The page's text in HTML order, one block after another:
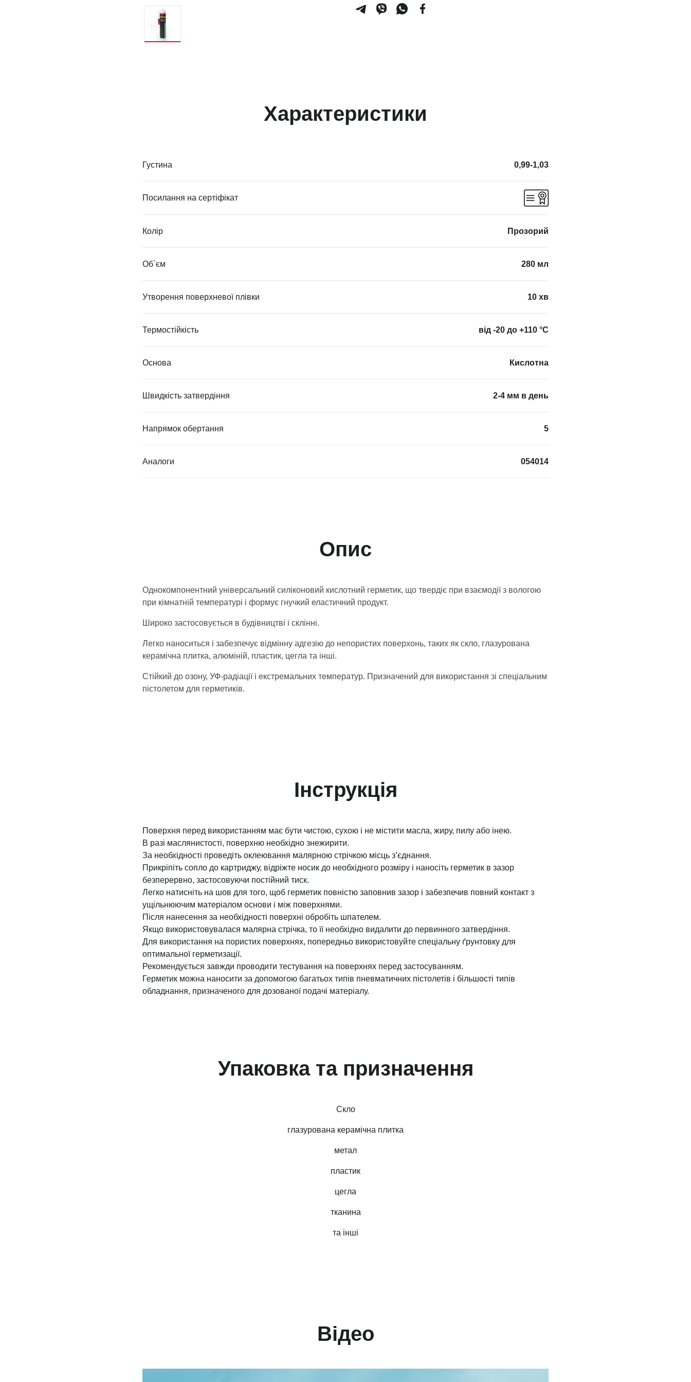
Характеристики
Густина 0,99-1,03
Посилання на сертіфікат
Колір Прозорий
Об`єм 280 мл
Утворення поверхневої плівки 10 хв
Термостійкість від -20 до +110 °С
Основа Кислотна
Швидкість затвердіння 2-4 мм в день
Напрямок обертання 5
Аналоги 054014
Опис
Однокомпонентний універсальний силіконовий кислотний герметик, що твердіє при взаємодії з вологою
при кімнатній температурі і формує гнучкий еластичний продукт.
Широко застосовується в будівництві і склінні.
Легко наноситься і забезпечує відмінну адгезію до непористих поверхонь, таких як скло, глазурована
керамічна плитка, алюміній, пластик, цегла та інші.
Стійкий до озону, УФ-радіації і екстремальних температур. Призначений для використання зі спеціальним
пістолетом для герметиків.
Інструкція
Поверхня перед використанням має бути чистою, сухою і не містити масла, жиру, пилу або інею.
В разі маслянистості, поверхню необхідно знежирити.
За необхідності проведіть оклеювання малярною стрічкою місць з’єднання.
Прикріпіть сопло до картриджу, відріжте носик до необхідного розміру і наносіть герметик в зазор
безперервно, застосовуючи постійний тиск.
Легко натисніть на шов для того, щоб герметик повністю заповнив зазор і забезпечив повний контакт з
ущільнюючим матеріалом основи і між поверхнями.
Після нанесення за необхідності поверхні обробіть шпателем.
Якщо використовувалася малярна стрічка, то її необхідно видалити до первинного затвердіння.
Для використання на пористих поверхнях, попередньо використовуйте спеціальну ґрунтовку для
оптимальної герметизації.
Рекомендується завжди проводити тестування на поверхнях перед застосуванням.
Герметик можна наносити за допомогою багатьох типів пневматичних пістолетів і більшості типів
обладнання, призначеного для дозованої подачі матеріалу.
Упаковка та призначення
Скло
глазурована керамічна плитка
метал
пластик
цегла
тканина
та інші
Відео